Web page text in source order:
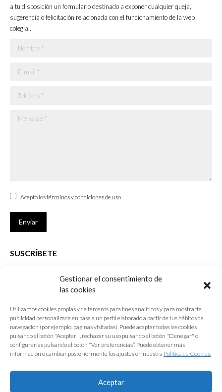
Gestionar el consentimiento de
las cookies
Utilizamos cookies propias y de terceros para fines analíticos y para mostrarte
publicidad personalizada en base a un perfil elaborado a partir de tus hábitos de
navegación (por ejemplo, páginas visitadas). Puede aceptar todas las cookies
pulsando el botón "Aceptar" , rechazar su uso pulsando el botón "Denegar" o
configurarlas pulsando el botón “Ver preferencias”. Puede obtener más
información o cambiar posteriormente los ajustes en nuestra Política de Cookies.
Aceptar
new
window
new
window
new
window
new
window
a tu disposición un formulario destinado a exponer cualquier queja,
sugerencia o felicitación relacionada con el funcionamiento de la web
colegial.
Nombre *
E-mail *
Teléfono *
Mensaje *
Acepto lostérminos y condiciones de uso
Enviar
SUSCRÍBETE
que desarrolla el Colegio de Arquitectos de Cádiz
E-mail *
Acepto lostérminos y condiciones de uso
Enviar